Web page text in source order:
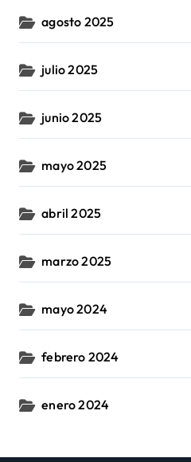
agosto 2025
julio 2025
junio 2025
mayo 2025
abril 2025
marzo 2025
mayo 2024
febrero 2024
enero 2024